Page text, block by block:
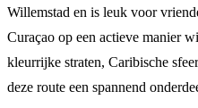
Willemstad en is leuk voor
Curaçao op een actieve manier
kleurrijke straten, Caribische
deze route een spannend